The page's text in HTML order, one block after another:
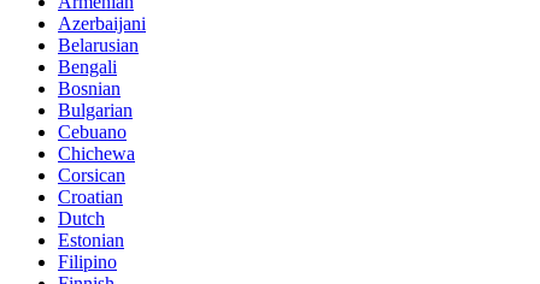
Azerbaijani
Belarusian
Bengali
Bosnian
Bulgarian
Cebuano
Chichewa
Corsican
Croatian
Dutch
Estonian
Filipino